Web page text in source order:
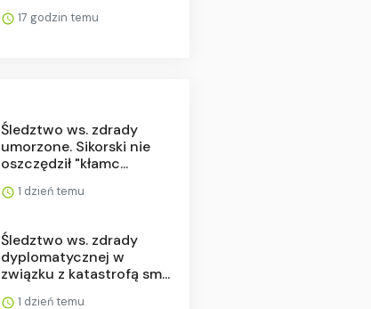
17 godzin temu
Śledztwo ws. zdrady
umorzone. Sikorski nie
oszczędził "kłamc...
1 dzień temu
Śledztwo ws. zdrady
dyplomatycznej w
związku z katastrofą sm...
1 dzień temu